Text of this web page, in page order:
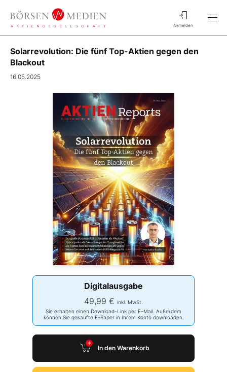
Anmelden
Solarrevolution: Die fünf Top-Aktien gegen den
Blackout
16.05.2025
Digitalausgabe
49,99 € inkl. MwSt.
Sie erhalten einen Download-Link per E-Mail. Außerdem
können Sie gekaufte E-Paper in Ihrem Konto downloaden.
In den Warenkorb